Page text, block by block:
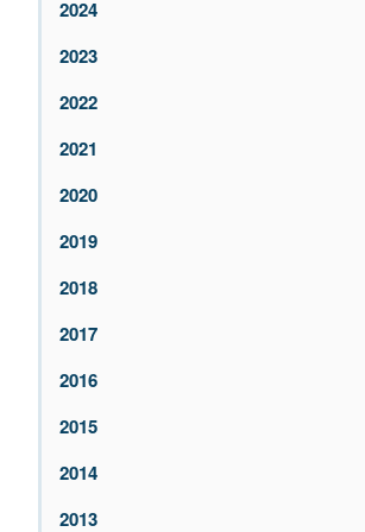
2024
2023
2022
2021
2020
2019
2018
2017
2016
2015
2014
2013